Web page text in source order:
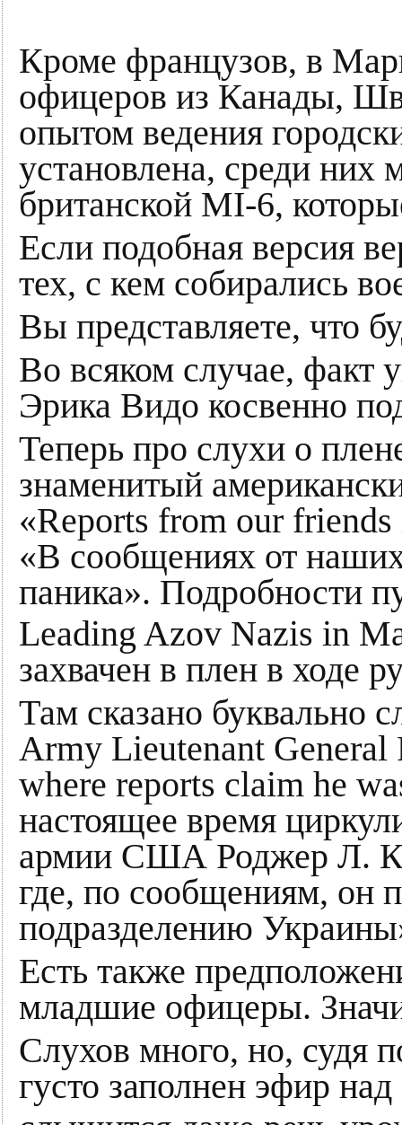
Кроме французов, в
офицеров из Канады,
опытом ведения
установлена, среди них
британской MI-6,
Если подобная версия
тех, с кем собирались
Вы представляете, что
Во всяком случае, факт
Эрика Видо косвенно
Теперь про слухи о
знаменитый
«Reports from our friends
«В сообщениях от наших
паника». Подробности
Leading Azov Nazis in
захвачен в плен в ходе
Там сказано буквально
Army Lieutenant General
where reports claim he
настоящее время
армии США Роджер Л.
где, по сообщениям, он
подразделению
Есть также
младшие офицеры.
Слухов много, но, судя
густо заполнен эфир